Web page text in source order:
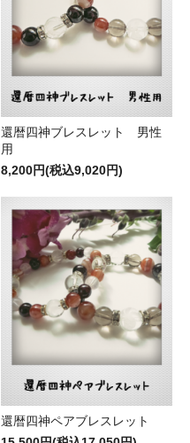
還暦四神ブレスレット 男性
用
8,200円(税込9,020円)
還暦四神ペアブレスレット